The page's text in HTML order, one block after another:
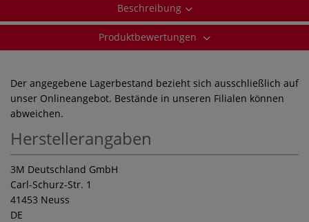
Beschreibung
Produktbewertungen
Der angegebene Lagerbestand bezieht sich ausschließlich auf
unser Onlineangebot. Bestände in unseren Filialen können
abweichen.
Herstellerangaben
3M Deutschland GmbH
Carl-Schurz-Str. 1
41453 Neuss
DE